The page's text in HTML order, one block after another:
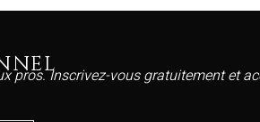
pros. Inscrivez-vous gratuitement et